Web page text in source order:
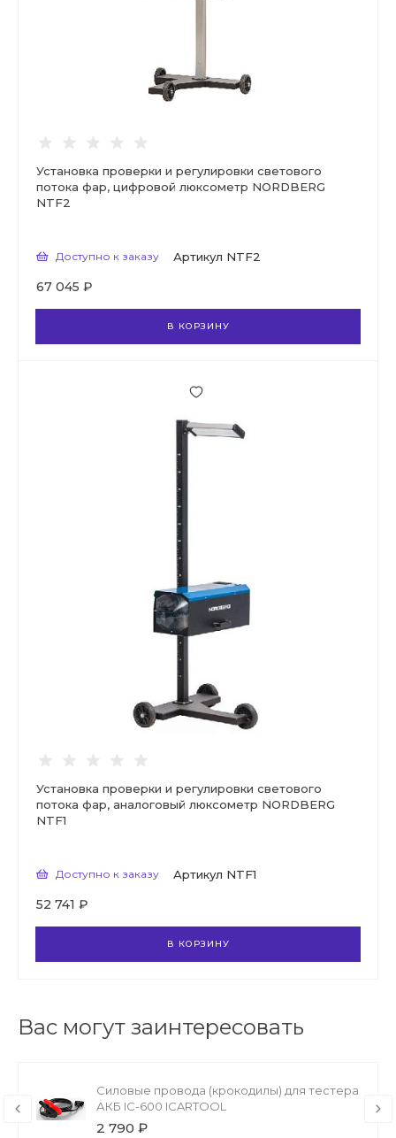
Установка проверки и регулировки светового
потока фар, цифровой люксометр NORDBERG
NTF2
Доступно к заказу Артикул NTF2
67 045 ₽
В КОРЗИНУ
Установка проверки и регулировки светового
потока фар, аналоговый люксометр NORDBERG
NTF1
Доступно к заказу Артикул NTF1
52 741 ₽
В КОРЗИНУ
Вас могут заинтересовать
Силовые провода (крокодилы) для тестера
АКБ IC-600 ICARTOOL
2 790 ₽